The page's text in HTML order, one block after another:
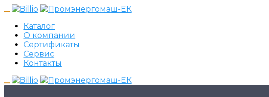
Каталог
О компании
Сертификаты
Сервис
Контакты